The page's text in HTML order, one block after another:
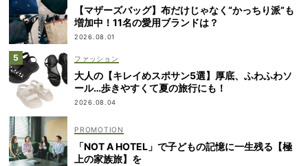
【マザーズバッグ】布だけじゃなく“かっちり派”も
増加中！11名の愛用ブランドは？
2026.08.01
ファッション
大人の【キレイめスポサン5選】厚底、ふわふわソ
ール…歩きやすくて夏の旅行にも！
2026.08.04
「NOT A HOTEL」で子どもの記憶に一生残る【極
上の家族旅】を